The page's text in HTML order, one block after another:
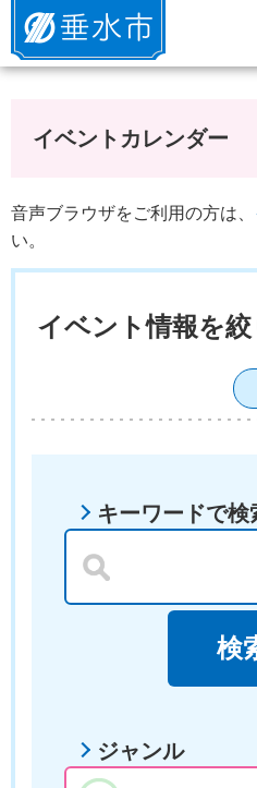
垂水市
イベントカレンダー
音声ブラウザをご利用の方は、
い。
イベント情報を
キーワードで検
ジャンル